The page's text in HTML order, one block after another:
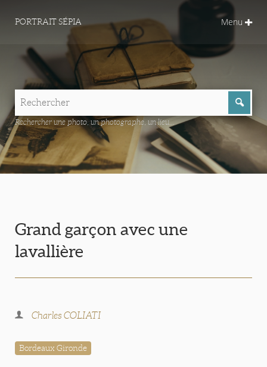
PORTRAIT SÉPIA Menu
Rechercher une photo, un photographe, un lieu...
Grand garçon avec une
lavallière
Charles COLIATI
Bordeaux Gironde